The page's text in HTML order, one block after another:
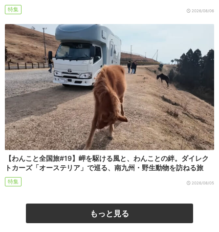
特集 2026/08/06
【わんこと全国旅#19】岬を駆ける風と、わんことの絆。ダイレク
トカーズ「オーステリア」で巡る、南九州・野生動物を訪ねる旅
特集 2026/08/05
もっと見る